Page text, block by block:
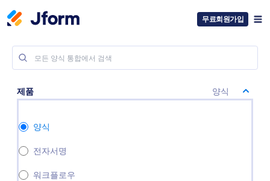
무료회원가입
제품 양식
양식
전자서명
워크플로우